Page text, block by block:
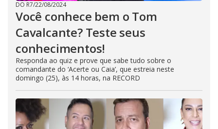
DO R7/22/08/2024
Você conhece bem o Tom
Cavalcante? Teste seus
conhecimentos!
Responda ao quiz e prove que sabe tudo sobre o
comandante do ‘Acerte ou Caia’, que estreia neste
domingo (25), às 14 horas, na RECORD